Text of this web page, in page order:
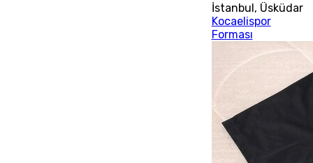
İstanbul, Üsküdar
Kocaelispor
Forması